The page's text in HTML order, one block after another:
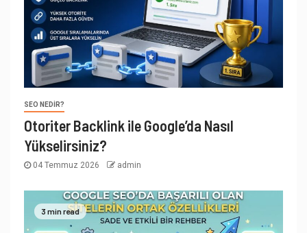
SEO NEDIR?
Otoriter Backlink ile Google’da Nasıl
Yükselirsiniz?
04 Temmuz 2026 admin
3 min read